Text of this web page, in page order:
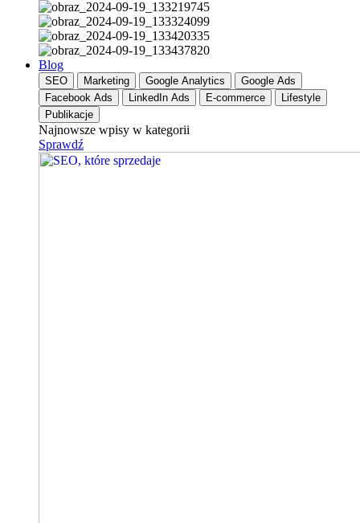
Blog
SEO Marketing Google Analytics
Google Ads
Facebook Ads
LinkedIn Ads E-commerce
Lifestyle
Publikacje
Najnowsze wpisy w kategorii
Sprawdź